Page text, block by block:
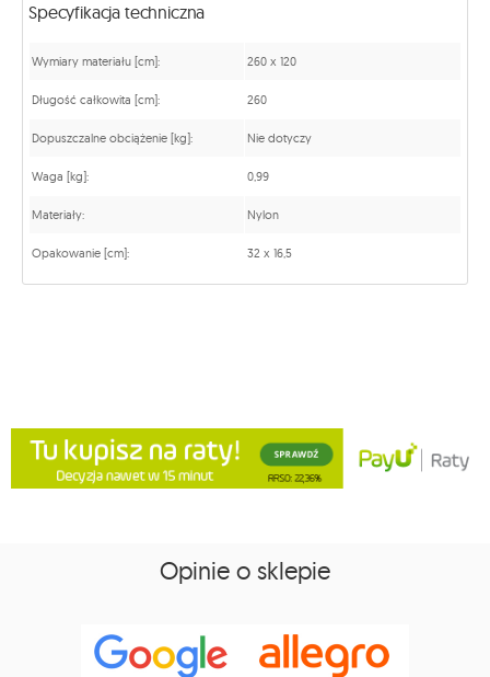
Specyfikacja techniczna
Wymiary materiału [cm]: 260 x 120
Długość całkowita [cm]: 260
Dopuszczalne obciążenie [kg]: Nie dotyczy
Waga [kg]: 0,99
Materiały: Nylon
Opakowanie [cm]: 32 x 16,5
Opinie o sklepie